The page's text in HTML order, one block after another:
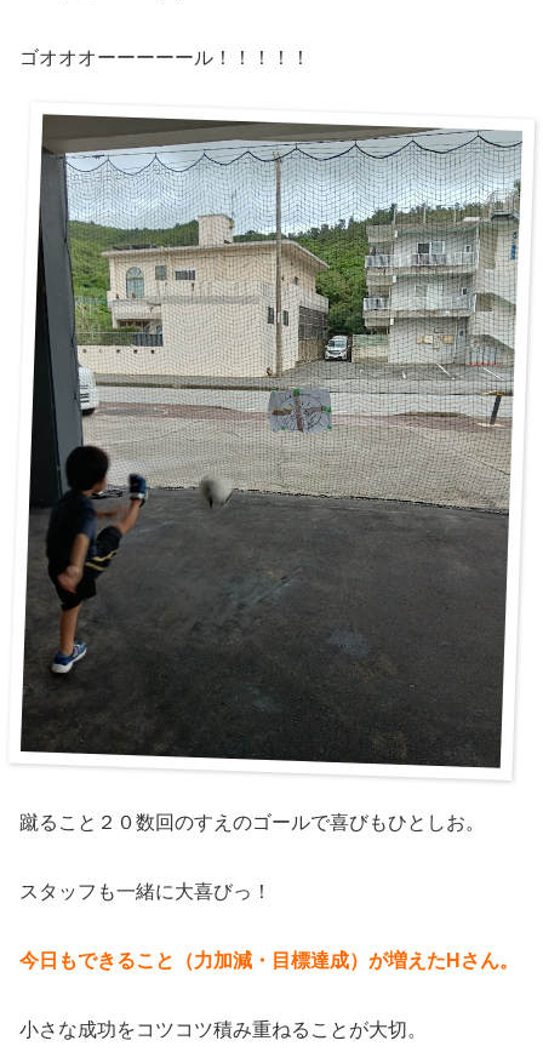
ゴオオオーーーーール！！！！！
蹴ること２０数回のすえのゴールで喜びもひとしお。
スタッフも一緒に大喜びっ！
今日もできること（力加減・目標達成）が増えたHさん。
小さな成功をコツコツ積み重ねることが大切。